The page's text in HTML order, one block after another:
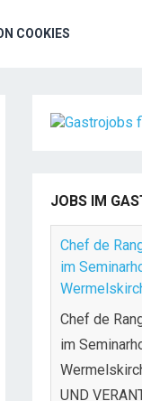
COOKIES
JOBS IM
Chef de
im
Chef de
im
UND